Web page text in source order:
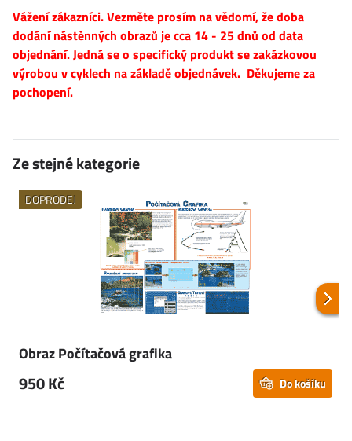
Vážení zákazníci. Vezměte prosím na vědomí, že doba
dodání nástěnných obrazů je cca 14 - 25 dnů od data
objednání. Jedná se o specifický produkt se zakázkovou
výrobou v cyklech na základě objednávek. Děkujeme za
pochopení.
Ze stejné kategorie
DOPRODEJ
Obraz Počítačová grafika
950 Kč Do košíku